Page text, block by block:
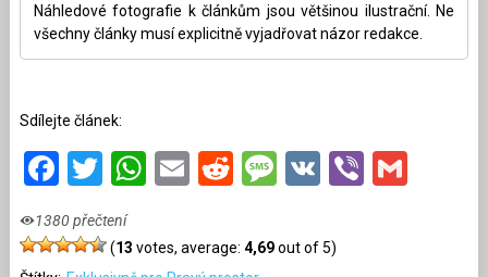
Náhledové fotografie k článkům jsou většinou ilustrační. Ne
všechny články musí explicitně vyjadřovat názor redakce.
Sdílejte článek:
Facebook
Twitter
WhatsApp
EmailRedditMessage
VKViber
1380 přečtení
(13 votes, average: 4,69out of 5)